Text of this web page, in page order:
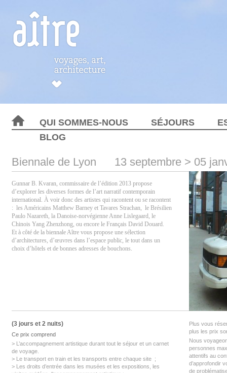
QUI SOMMES-NOUS SÉJOURS
BLOG
Biennale de Lyon 13 septembre > 05
Gunnar B. Kvaran, commissaire de l’édition 2013 propose
d’explorer les diverses formes de l’art narratif contemporain
international. À voir donc des artistes qui racontent ou se racontent
: les Américains Matthew Barney et Tavares Strachan, le Brésilien
Paulo Nazareth, la Danoise-norvégienne Anne Lislegaard, le
Chinois Yang Zhenzhong, ou encore le Français David Douard.
Et à côté de la biennale Aître vous propose une sélection
d’architectures, d’œuvres dans l’espace public, le tout dans un
choix d’hôtels et de bonnes adresses de bouchons.
(3 jours et 2 nuits)
Ce prix comprend
> L’accompagnement artistique durant tout le séjour et un carnet
de voyage
> Le transport en train et les transports entre chaque site ;
> Les droits d’entrée dans les musées et les expositions, les
Plus vous
plus les prix
Nous
personnes
attentifs au
d’approfondir
de